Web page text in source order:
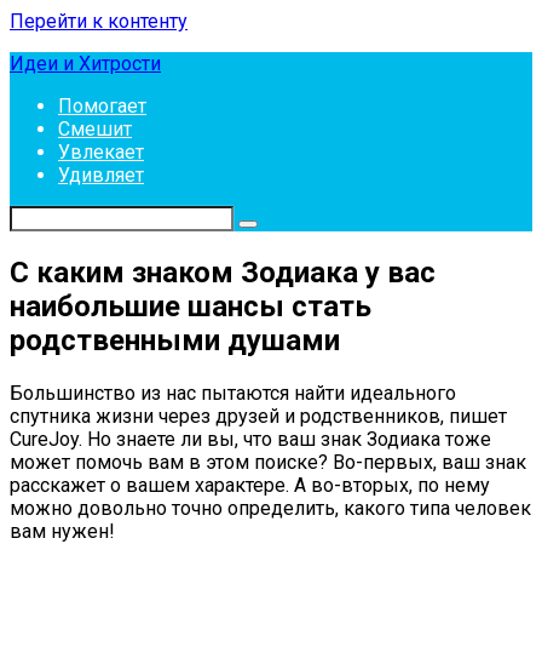
Перейти к контенту
Идеи и Хитрости
Помогает
Смешит
Увлекает
Удивляет
С каким знаком Зодиака у вас
наибольшие шансы стать
родственными душами
Большинство из нас пытаются найти идеального
спутника жизни через друзей и родственников, пишет
CureJoy. Но знаете ли вы, что ваш знак Зодиака тоже
может помочь вам в этом поиске? Во-первых, ваш знак
расскажет о вашем характере. А во-вторых, по нему
можно довольно точно определить, какого типа человек
вам нужен!